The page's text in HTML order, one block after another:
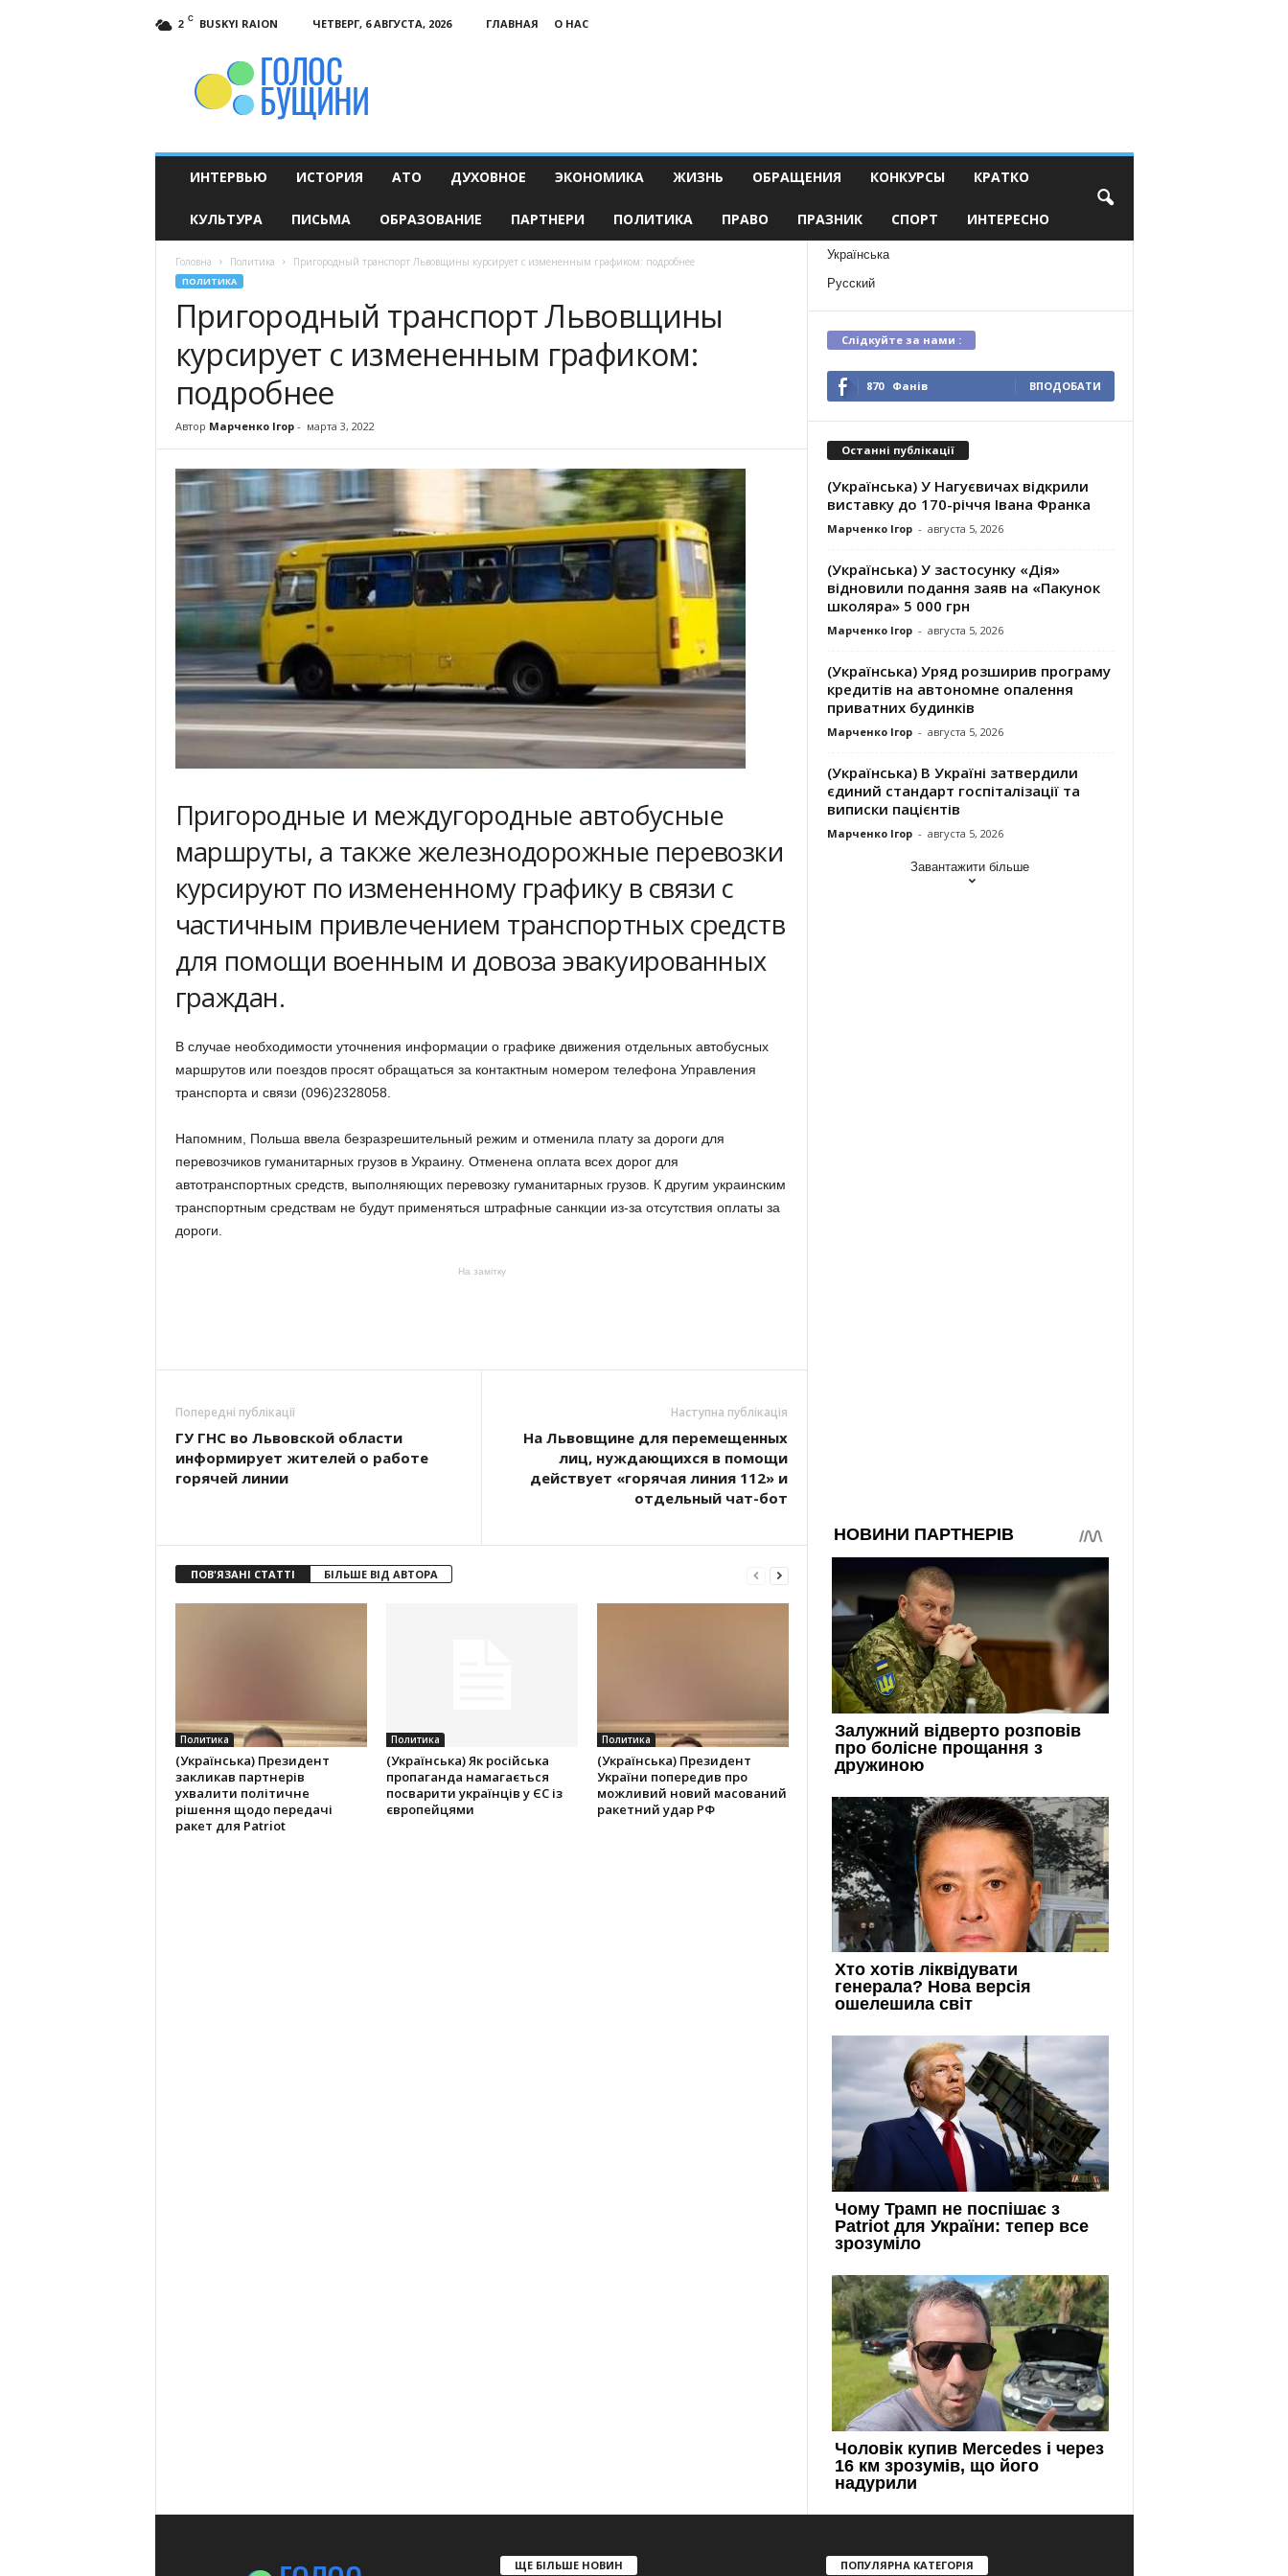
2 C BUSKYI RAION ЧЕТВЕРГ, 6 АВГУСТА, 2026 ГЛАВНАЯ
О НАС
ИНТЕРВЬЮ ИСТОРИЯ АТО ДУХОВНОЕ ЭКОНОМИКА ЖИЗНЬ ОБРАЩЕНИЯ КОНКУРСЫ КРАТКО
КУЛЬТУРА ПИСЬМА ОБРАЗОВАНИЕ ПАРТНЕРИ ПОЛИТИКА ПРАВО ПРАЗНИК СПОРТ ИНТЕРЕСНО
Головна Политика Пригородный транспорт Львовщины курсирует с измененным графиком: подробнее
ПОЛИТИКА
Пригородный транспорт Львовщины
курсирует с измененным графиком:
подробнее
Автор Марченко Ігор- марта 3, 2022
Пригородные и междугородные автобусные
маршруты, а также железнодорожные перевозки
курсируют по измененному графику в связи с
частичным привлечением транспортных средств
для помощи военным и довоза эвакуированных
граждан.
В случае необходимости уточнения информации о графике движения отдельных автобусных
маршрутов или поездов просят обращаться за контактным номером телефона Управления
транспорта и связи (096)2328058.
Напомним, Польша ввела безразрешительный режим и отменила плату за дороги для
перевозчиков гуманитарных грузов в Украину. Отменена оплата всех дорог для
автотранспортных средств, выполняющих перевозку гуманитарных грузов. К другим украинским
транспортным средствам не будут применяться штрафные санкции из-за отсутствия оплаты за
дороги.
На замітку
Попередні публікації
ГУ ГНС во Львовской области
информирует жителей о работе
горячей линии
Наступна публікація
На Львовщине для перемещенных
лиц, нуждающихся в помощи
действует «горячая линия 112» и
отдельный чат-бот
ПОВ'ЯЗАНІ СТАТТІ БІЛЬШЕ ВІД АВТОРА
Политика
(Українська) Президент
закликав партнерів
ухвалити політичне
рішення щодо передачі
ракет для Patriot
Политика
(Українська) Як російська
пропаганда намагається
посварити українців у ЄС із
європейцями
Политика
(Українська) Президент
України попередив про
можливий новий масований
ракетний удар РФ
Українська
Русский
Слідкуйте за нами :
870 Фанів ВПОДОБАТИ
Останні публікації
(Українська) У Нагуєвичах відкрили
виставку до 170-річчя Івана Франка
Марченко Ігор - августа 5, 2026
(Українська) У застосунку «Дія»
відновили подання заяв на «Пакунок
школяра» 5 000 грн
Марченко Ігор - августа 5, 2026
(Українська) Уряд розширив програму
кредитів на автономне опалення
приватних будинків
Марченко Ігор - августа 5, 2026
(Українська) В Україні затвердили
єдиний стандарт госпіталізації та
виписки пацієнтів
Марченко Ігор - августа 5, 2026
Завантажити більше
ЩЕ БІЛЬШЕ НОВИН ПОПУЛЯРНА КАТЕГОРІЯ